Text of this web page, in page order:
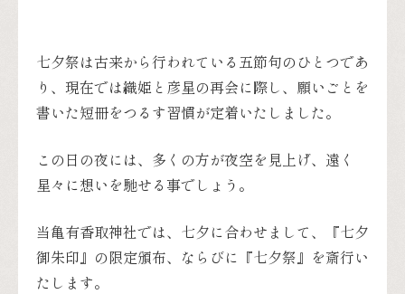
七夕祭は古来から行われている五節句のひとつであ
り、現在では織姫と彦星の再会に際し、願いごとを
書いた短冊をつるす習慣が定着いたしました。
この日の夜には、多くの方が夜空を見上げ、遠く
星々に想いを馳せる事でしょう。
当亀有香取神社では、七夕に合わせまして、『七夕
御朱印』の限定頒布、ならびに『七夕祭』を斎行い
たします。